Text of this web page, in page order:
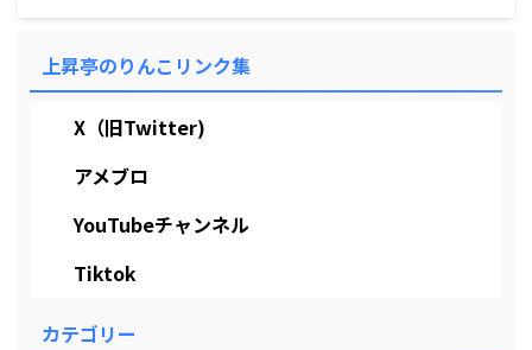
上昇亭のりんこリンク集
X（旧Twitter)
アメブロ
YouTubeチャンネル
Tiktok
カテゴリー